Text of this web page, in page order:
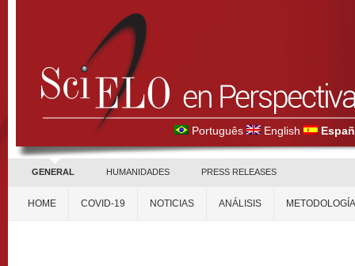
Português English
GENERAL HUMANIDADES PRESS RELEASES
HOME COVID-19 NOTICIAS ANÁLISIS METODOLOGÍA